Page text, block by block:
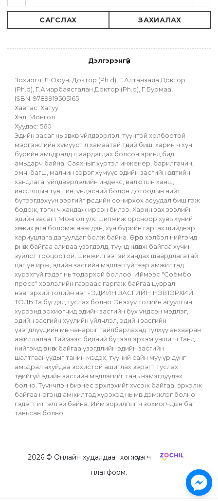
САГСЛАХ ЗАХИАЛАХ
Дэлгэрэнгүй
Зохиогч: Л.Оюун, Доктор (Ph.d), Г.Алтанзаяа Доктор
(Ph.d), Г.Амарбаясгалан Доктор (Ph.d), Г.Бурмаа,
ISBN: 9789919505165
Хавтас: Хатуу
Хэл: Монгол
Хуудас: 560
Эдийн засаг нь зөвхөн үйлдвэрлэл, түүнтэй холбоотой
мэргэжлийн хүмүүст л хамаатай төдий биш, харин ч хүн
бүрийн амьдралд шаардагдах болсон эринд бид
амьдарч байна. Саяхныг хүртэл инженер, барилгачин,
эмч, багш, малчин зэрэг хүмүүс эдийн засгийн өсөлтийн
хандлага, үйлдвэрлэлийн индекс, валютын ханш,
инфляцын түвшин, үндэсний болон дотоодын нийт
бүтээгдэхүүн зэргийг өөрсдийн сонирхох асуудал биш гэж
бодож, тэгж ч хандаж ирсэн билээ. Харин зах зээлийн
эдийн засагт Монгол улс шилжиж орсноор хувь хүний
хөгжих өргөн боломж нээгдэн, хүн бүрийн гаргах шийдвэр
хариуцлага дагуулдаг болж байна. Өөрөөр хэлбэл нийгэмд
өрнөж байгаа аливаа үзэгдэлд, түүнд нөлөөлж байгаа хүчин
зүйлст тооцоотой, шинжилгээтэй хандах шаардлагатай
цаг үе ирж, эдийн засгийн мэдлэггүйгээр амжилтад
хүрэхгүй гэдэг нь тодорхой боллоо. Иймээс "Соёмбо
пресс" хэвлэлийн газраас гаргаж байгаа цуврал
нэвтэрхий толийн нэг - ЭДИЙН ЗАСГИЙН НЭВТЭРХИЙ
ТОЛЬ Та бүгдэд туслах болно. Энэхүү толийн агуулгын
хүрээнд зохиогчид эдийн засгийн бүх үндсэн мэдлэг,
эдийн засгийн хуулийн үйлчлэл, эдийн засгийн
үзэгдлүүдийн мөн чанарыг тайлбарлахад түлхүү анхааран
ажиллалаа. Тиймээс бидний бүтээл эрхэм уншигч Танд
нийгэмд өрнөж байгаа үзэгдлийн эдийн засгийн
шалтгаануудыг танин мэдэх, түүний сайн муу үр дүнг
амьдрал ахуйдаа зохистой ашиглах зэрэгт туслах
төдийгүй эдийн засгийн мэдлэгийг тань нэмэгдүүлэх
болно. Түүнчлэн бизнес эрхлэхийг хүсэж байгаа, эрхэлж
байгаа нэгэнд амжилтад хүрэхэд нь мөн дэмжлэг болно
гэдэгт итгэлтэй байна. Ийм зорилгыг ч зохиогчдын баг
тавьсан болно.
2026© Онлайн худалдааг хөгжүүлэгч
платформ.